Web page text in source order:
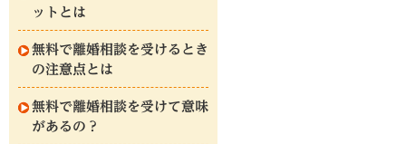
ットとは
無料で離婚相談を受けるとき
の注意点とは
無料で離婚相談を受けて意味
があるの？